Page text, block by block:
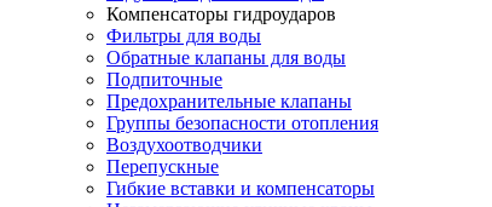
Компенсаторы гидроударов
Фильтры для воды
Обратные клапаны для воды
Подпиточные
Предохранительные клапаны
Группы безопасности отопления
Воздухоотводчики
Перепускные
Гибкие вставки и компенсаторы